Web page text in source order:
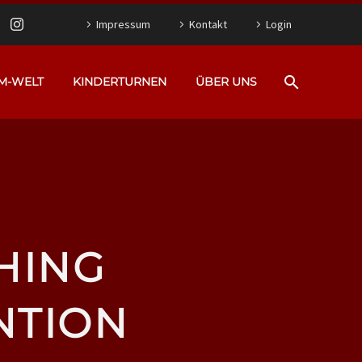
Impressum Kontakt Login
WELT KINDERTURNEN ÜBER UNS